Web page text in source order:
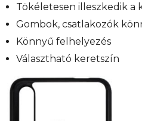
Tökéletesen illeszkedik a
Gombok, csatlakozók
Könnyű felhelyezés
Választható keretszín